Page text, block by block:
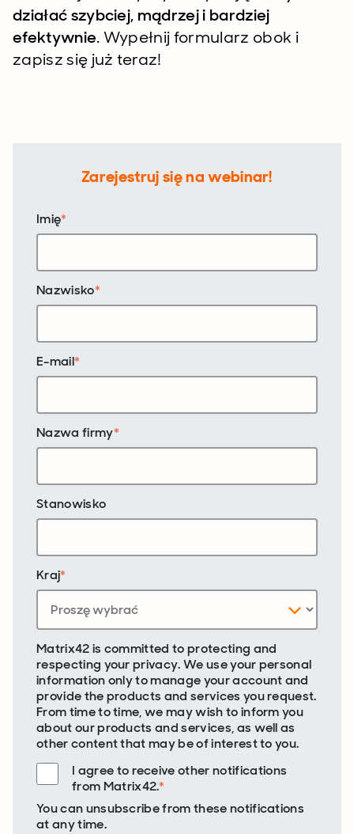
działać szybciej, mądrzej i bardziej
efektywnie. Wypełnij formularz obok i
zapisz się już teraz!
Zarejestruj się na webinar!
Imię*
Nazwisko*
E-mail*
Nazwa firmy*
Stanowisko
Kraj*
Matrix42 is committed to protecting and
respecting your privacy. We use your personal
information only to manage your account and
provide the products and services you request.
From time to time, we may wish to inform you
about our products and services, as well as
other content that may be of interest to you.
I agree to receive other notifications
from Matrix42.*
You can unsubscribe from these notifications
at any time.